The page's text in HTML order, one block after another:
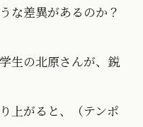
な差異があるのか？
生の北原さんが、鋭
上がると、（テンポ